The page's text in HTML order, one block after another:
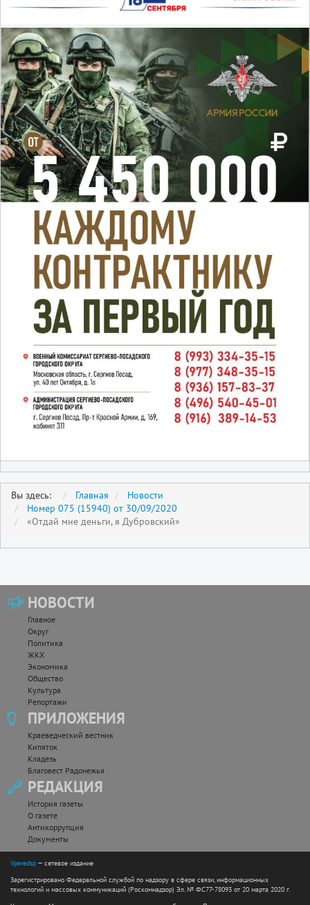
Вы здесь: Главная
Новости
Номер 075 (15940) от 30/09/2020
«Отдай мне деньги, я Дубровский»
НОВОСТИ
Главное
Округ
Политика
ЖКХ
Экономика
Общество
Культура
Репортажи
ПРИЛОЖЕНИЯ
Краеведческий вестник
Кипяток
Кладезь
Благовест Радонежья
РЕДАКЦИЯ
История газеты
О газете
Антикоррупция
Документы
Vperedsp — сетевое издание
Зарегистрировано Федеральной службой по надзору в сфере связи, информационных
технологий и массовых коммуникаций (Роскомнадзор) Эл. № ФС77-78093 от 20 марта 2020 г.